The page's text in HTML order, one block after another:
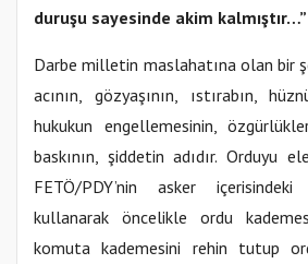
duruşu sayesinde akim kalmıştır…”
Darbe milletin maslahatına olan bir
acının, gözyaşının, ıstırabın,
hukukun engellemesinin,
baskının, şiddetin adıdır. Orduyu
FETÖ/PDY’nin asker
kullanarak öncelikle ordu
komuta kademesini rehin tutup